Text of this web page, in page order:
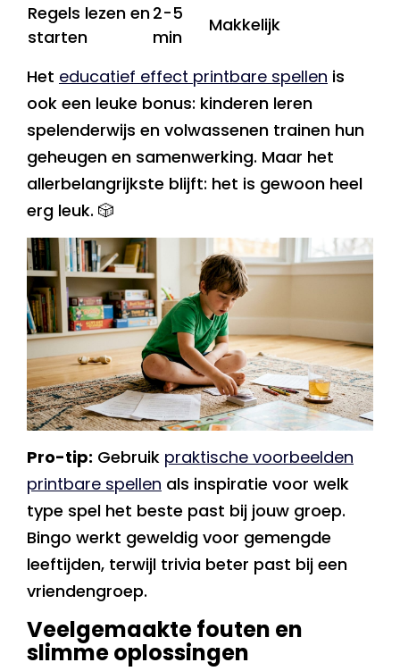
Regels lezen en
starten
2-5
min
Makkelijk
Het educatief effect printbare spellen is
ook een leuke bonus: kinderen leren
spelenderwijs en volwassenen trainen hun
geheugen en samenwerking. Maar het
allerbelangrijkste blijft: het is gewoon heel
erg leuk. 🎲
Pro-tip: Gebruik praktische voorbeelden
printbare spellen als inspiratie voor welk
type spel het beste past bij jouw groep.
Bingo werkt geweldig voor gemengde
leeftijden, terwijl trivia beter past bij een
vriendengroep.
Veelgemaakte fouten en
slimme oplossingen